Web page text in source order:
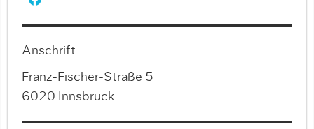
Anschrift
Franz-Fischer-Straße 5
6020 Innsbruck